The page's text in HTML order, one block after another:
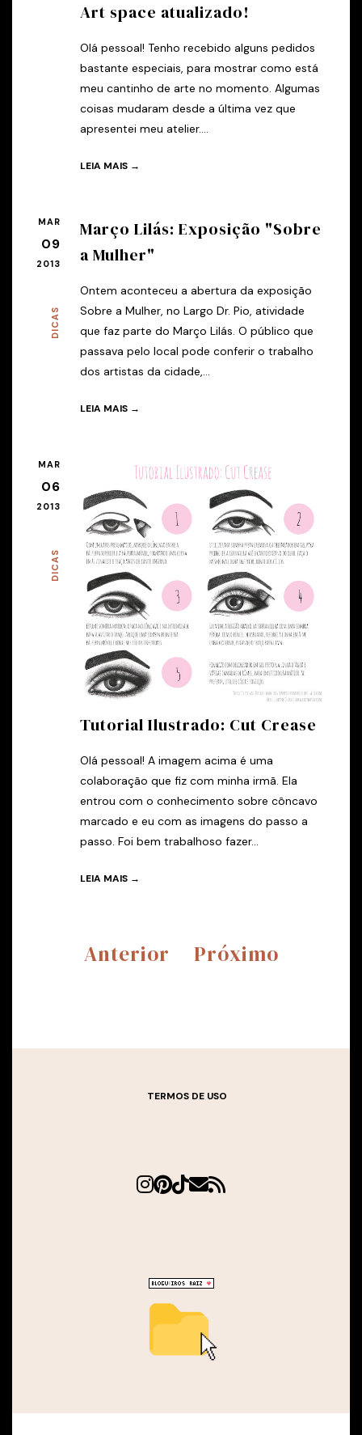
Art space atualizado!
Olá pessoal! Tenho recebido alguns pedidos
bastante especiais, para mostrar como está
meu cantinho de arte no momento. Algumas
coisas mudaram desde a última vez que
apresentei meu atelier....
LEIA MAIS →
MAR
09
2013
DICAS
Março Lilás: Exposição "Sobre
a Mulher"
Ontem aconteceu a abertura da exposição
Sobre a Mulher, no Largo Dr. Pio, atividade
que faz parte do Março Lilás. O público que
passava pelo local pode conferir o trabalho
dos artistas da cidade,...
LEIA MAIS →
MAR
06
2013
DICAS
Tutorial Ilustrado: Cut Crease
Olá pessoal! A imagem acima é uma
colaboração que fiz com minha irmã. Ela
entrou com o conhecimento sobre côncavo
marcado e eu com as imagens do passo a
passo. Foi bem trabalhoso fazer...
LEIA MAIS →
Anterior Próximo
TERMOS DE USO